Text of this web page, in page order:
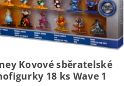
Kovové sběratelské
18 ks Wave 1